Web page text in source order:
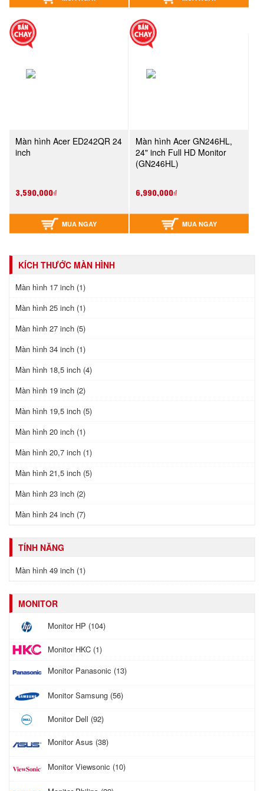
Màn hình Acer ED242QR 24
inch
3,590,000₫
MUA NGAY
Màn hình Acer GN246HL,
24" inch Full HD Monitor
(GN246HL)
6,990,000₫
MUA NGAY
KÍCH THƯỚC MÀN HÌNH
Màn hình 17 inch (1)
Màn hình 25 inch (1)
Màn hình 27 inch (5)
Màn hình 34 inch (1)
Màn hình 18,5 inch (4)
Màn hình 19 inch (2)
Màn hình 19,5 inch (5)
Màn hình 20 inch (1)
Màn hình 20,7 inch (1)
Màn hình 21,5 inch (5)
Màn hình 23 inch (2)
Màn hình 24 inch (7)
TÍNH NĂNG
Màn hình 49 inch (1)
MONITOR
Monitor HP (104)
Monitor HKC (1)
Monitor Panasonic (13)
Monitor Samsung (56)
Monitor Dell (92)
Monitor Asus (38)
Monitor Viewsonic (10)